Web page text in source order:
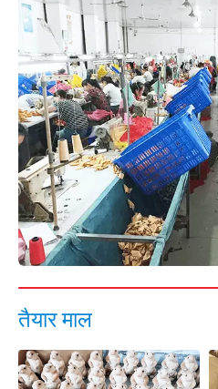
तैयार माल